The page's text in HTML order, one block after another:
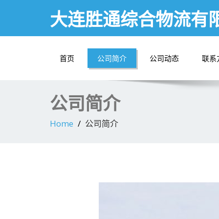
大连胜通综合物流有
首页 公司简介 公司动态 联系
公司简介
Home 公司简介